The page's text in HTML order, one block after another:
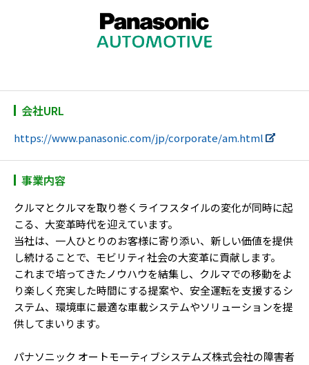
会社URL
https://www.panasonic.com/jp/corporate/am.html
事業内容
クルマとクルマを取り巻くライフスタイルの変化が同時に起
こる、大変革時代を迎えています。
当社は、一人ひとりのお客様に寄り添い、新しい価値を提供
し続けることで、モビリティ社会の大変革に貢献します。
これまで培ってきたノウハウを結集し、クルマでの移動をよ
り楽しく充実した時間にする提案や、安全運転を支援するシ
ステム、環境車に最適な車載システムやソリューションを提
供してまいります。
パナソニック オートモーティブシステムズ株式会社の障害者